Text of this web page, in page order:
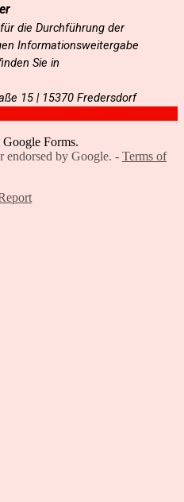
die Durchführung der
Informationsweitergabe
Sie in
15 | 15370 Fredersdorf
Forms.
endorsed by Google. - Terms of